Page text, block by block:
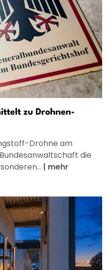
zu Drohnen-
Drohne am
die
| mehr